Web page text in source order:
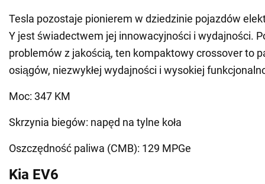
Tesla pozostaje pionierem w dziedzinie pojazdów
Y jest świadectwem jej innowacyjności i wydajności.
problemów z jakością, ten kompaktowy crossover to
osiągów, niezwykłej wydajności i wysokiej
Moc: 347 KM
Skrzynia biegów: napęd na tylne koła
Oszczędność paliwa (CMB): 129 MPGe
Kia EV6